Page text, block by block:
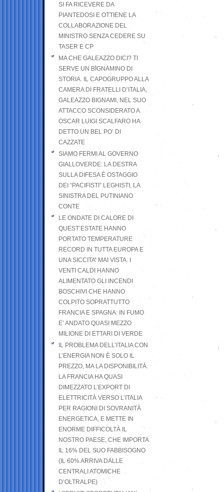
SI FA RICEVERE DA
PIANTEDOSI E OTTIENE LA
COLLABORAZIONE DEL
MINISTRO SENZA CEDERE SU
TASER E CP
MA CHE GALEAZZO DICI? TI
SERVE UN BIGNAMINO DI
STORIA. IL CAPOGRUPPO ALLA
CAMERA DI FRATELLI D’ITALIA,
GALEAZZO BIGNAMI, NEL SUO
ATTACCO SCONSIDERATO A
OSCAR LUIGI SCALFARO HA
DETTO UN BEL PO’ DI
CAZZATE
SIAMO FERMI AL GOVERNO
GIALLOVERDE: LA DESTRA
SULLA DIFESA È OSTAGGIO
DEI “PACIFISTI” LEGHISTI, LA
SINISTRA DEL PUTINIANO
CONTE
LE ONDATE DI CALORE DI
QUEST’ESTATE HANNO
PORTATO TEMPERATURE
RECORD IN TUTTA EUROPA E
UNA SICCITA’ MAI VISTA. I
VENTI CALDI HANNO
ALIMENTATO GLI INCENDI
BOSCHIVI CHE HANNO
COLPITO SOPRATTUTTO
FRANCIA E SPAGNA: IN FUMO
E’ ANDATO QUASI MEZZO
MILIONE DI ETTARI DI VERDE
IL PROBLEMA DELL’ITALIA CON
L’ENERGIA NON È SOLO IL
PREZZO, MA LA DISPONIBILITÀ.
LA FRANCIA HA QUASI
DIMEZZATO L’EXPORT DI
ELETTRICITÀ VERSO L’ITALIA
PER RAGIONI DI SOVRANITÀ
ENERGETICA, E METTE IN
ENORME DIFFICOLTÀ IL
NOSTRO PAESE, CHE IMPORTA
IL 16% DEL SUO FABBISOGNO
(IL 60% ARRIVA DALLE
CENTRALI ATOMICHE
D’OLTRALPE)